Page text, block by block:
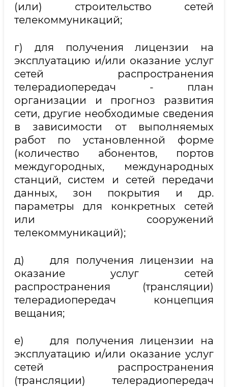
(или) строительство сетей
телекоммуникаций;
г) для получения лицензии на
эксплуатацию и/или оказание услуг
сетей распространения
телерадиопередач - план
организации и прогноз развития
сети, другие необходимые сведения
в зависимости от выполняемых
работ по установленной форме
(количество абонентов, портов
междугородных, международных
станций, систем и сетей передачи
данных, зон покрытия и др.
параметры для конкретных сетей
или сооружений
телекоммуникаций);
д) для получения лицензии на
оказание услуг сетей
распространения (трансляции)
телерадиопередач концепция
вещания;
е) для получения лицензии на
эксплуатацию и/или оказание услуг
сетей распространения
(трансляции) телерадиопередач